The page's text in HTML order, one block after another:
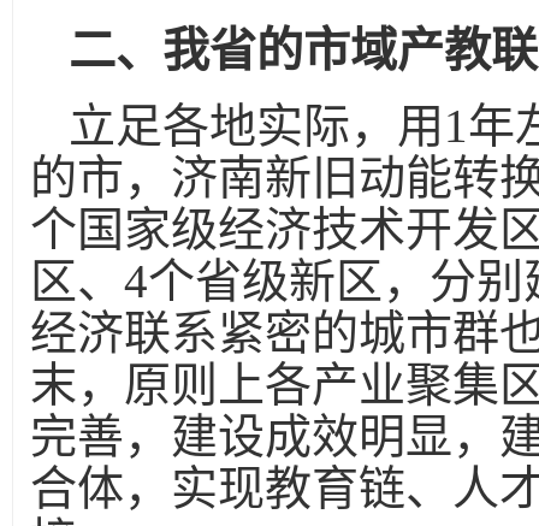
二、我省的市域产教
立足各地实际，用1年
的市，济南新旧动能转
个国家级经济技术开发
区、4个省级新区，分
经济联系紧密的城市群
末，原则上各产业聚集
完善，建设成效明显，
合体，实现教育链、人